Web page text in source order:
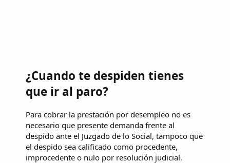
¿Cuando te despiden tienes
que ir al paro?
Para cobrar la prestación por desempleo no es
necesario que presente demanda frente al
despido ante el Juzgado de lo Social, tampoco que
el despido sea calificado como procedente,
improcedente o nulo por resolución judicial.